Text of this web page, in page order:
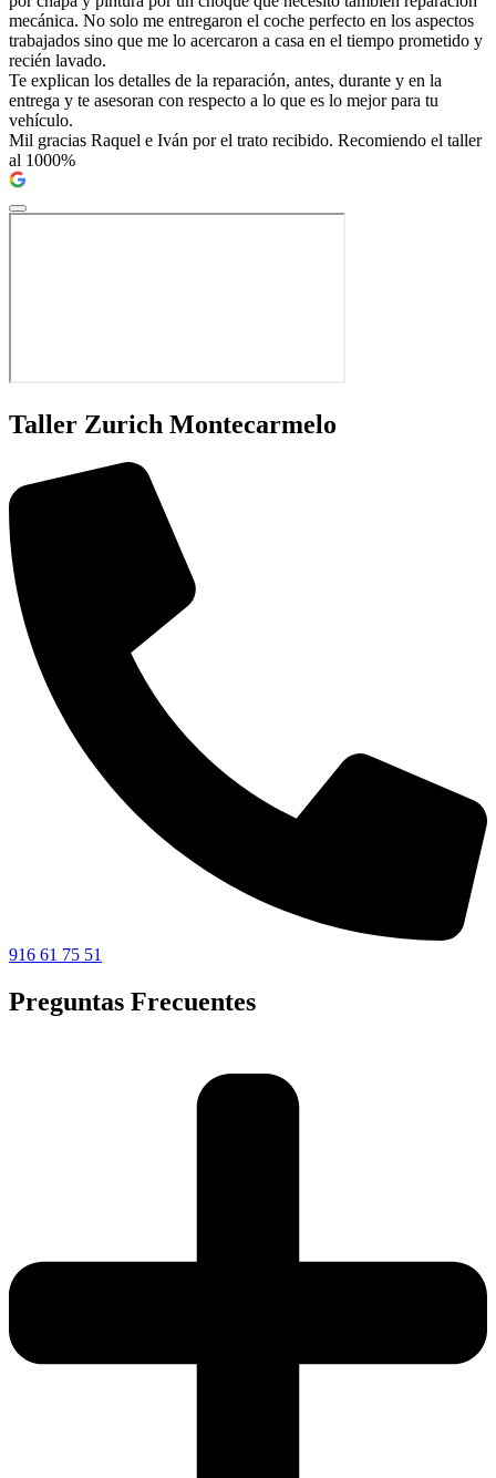
mecánica. No solo me entregaron el coche perfecto en los aspectos
trabajados sino que me lo acercaron a casa en el tiempo prometido y
recién lavado.
Te explican los detalles de la reparación, antes, durante y en la
entrega y te asesoran con respecto a lo que es lo mejor para tu
vehículo.
Mil gracias Raquel e Iván por el trato recibido. Recomiendo el taller
al 1000%
Taller Zurich Montecarmelo
916 61 75 51
Preguntas Frecuentes